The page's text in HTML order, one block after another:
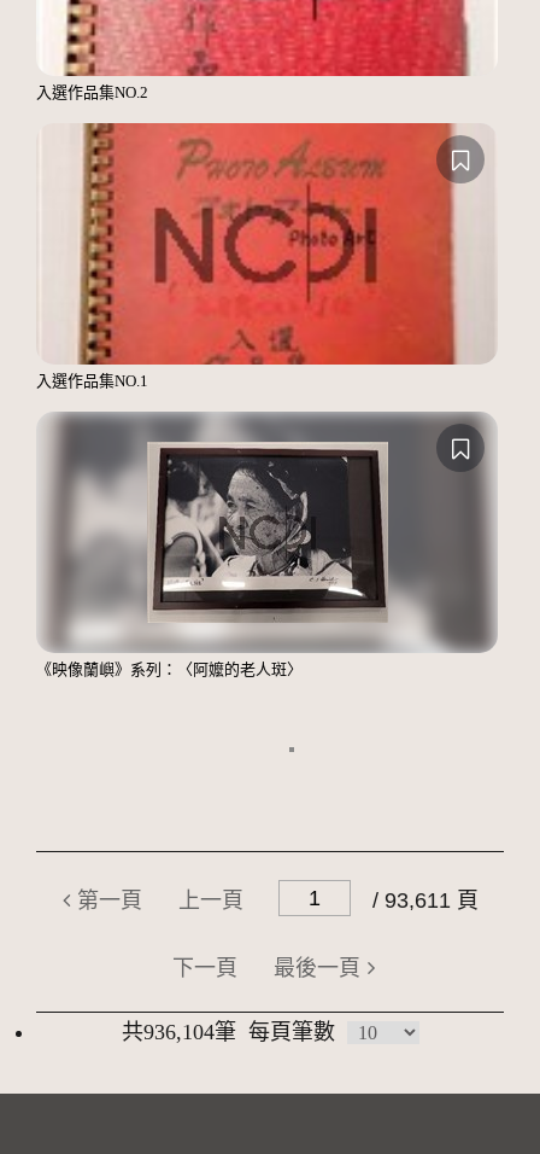
入選作品集NO.2
入選作品集NO.1
《映像蘭嶼》系列：〈阿嬤的老人斑〉
第一頁 上一頁 / 93,611 頁
下一頁 最後一頁
共936,104筆 每頁筆數